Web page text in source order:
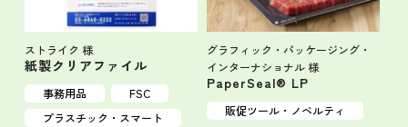
ストライク 様
紙製クリアファイル
事務用品
FSC
プラスチック・スマート
グラフィック・パッケージング・
インターナショナル 様
PaperSeal® LP
販促ツール・ノベルティ